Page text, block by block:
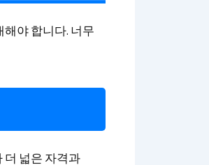
야 합니다. 너무
더 넓은 자격과